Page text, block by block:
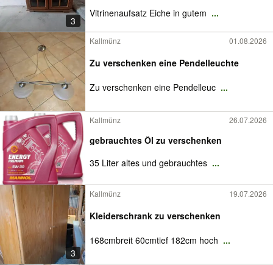
3
Vitrinenaufsatz Eiche in gutem ...
Kallmünz 01.08.2026
Zu verschenken eine Pendelleuchte
Zu verschenken eine Pendelleuc ...
Kallmünz 26.07.2026
gebrauchtes Öl zu verschenken
35 Liter altes und gebrauchtes ...
3
Kallmünz 19.07.2026
Kleiderschrank zu verschenken
168cmbreit 60cmtief 182cm hoch ...